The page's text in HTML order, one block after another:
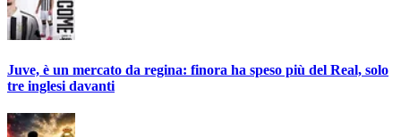
Juve, è un mercato da regina: finora ha speso più del Real, solo
tre inglesi davanti